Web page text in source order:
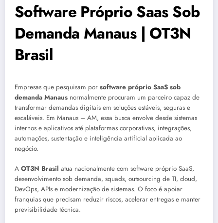
Software Próprio Saas Sob
Demanda Manaus | OT3N
Brasil
Empresas que pesquisam por software próprio SaaS sob
demanda Manaus normalmente procuram um parceiro capaz de
transformar demandas digitais em soluções estáveis, seguras e
escaláveis. Em Manaus – AM, essa busca envolve desde sistemas
internos e aplicativos até plataformas corporativas, integrações,
automações, sustentação e inteligência artificial aplicada ao
negócio.
A OT3N Brasil atua nacionalmente com software próprio SaaS,
desenvolvimento sob demanda, squads, outsourcing de TI, cloud,
DevOps, APIs e modernização de sistemas. O foco é apoiar
franquias que precisam reduzir riscos, acelerar entregas e manter
previsibilidade técnica.